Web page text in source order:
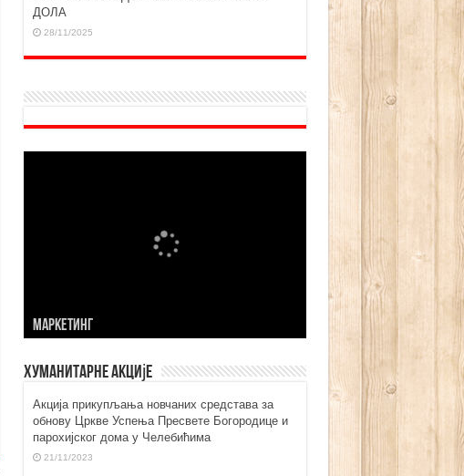
ДОЛА
28/11/2025
МАРKЕТИНГ
Хуманитарне акције
Aкција прикупљања новчаних средстава за
обнову Цркве Успења Пресвете Богородице и
парохијског дома у Челебићима
21/11/2023